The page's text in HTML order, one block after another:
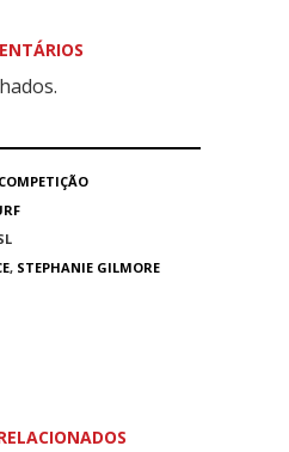
COMPETIÇÃO
, STEPHANIE GILMORE